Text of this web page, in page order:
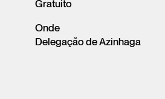
Gratuito
Onde
Delegação de Azinhaga